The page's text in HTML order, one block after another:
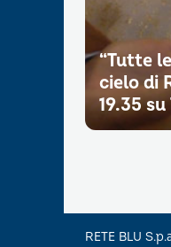
“Tutte
cielo di
19.35
RETE BLU